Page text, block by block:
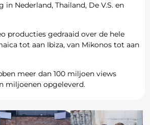
Nederland, Thailand, De V.S. en
producties gedraaid over de hele
tot aan Ibiza, van Mikonos tot aan
meer dan 100 miljoen views
miljoenen opgeleverd.